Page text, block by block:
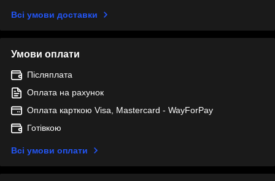
Всі умови доставки
Умови оплати
Післяплата
Оплата на рахунок
Оплата карткою Visa, Mastercard - WayForPay
Готівкою
Всі умови оплати